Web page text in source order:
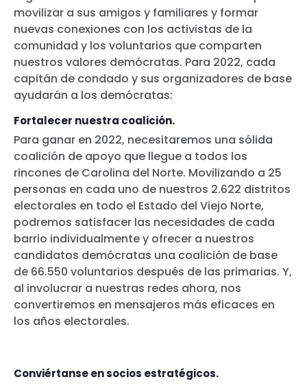
Inicio
Shop
Take Back the Courts
Trabaja con nosotros
Pulse
Su fiesta
Acción
Vote
Donar
movilizar a sus amigos y familiares y formar
nuevas conexiones con los activistas de la
comunidad y los voluntarios que comparten
nuestros valores demócratas. Para 2022, cada
capitán de condado y sus organizadores de base
ayudarán a los demócratas:
Fortalecer nuestra coalición.
Para ganar en 2022, necesitaremos una sólida
coalición de apoyo que llegue a todos los
rincones de Carolina del Norte. Movilizando a 25
personas en cada uno de nuestros 2.622 distritos
electorales en todo el Estado del Viejo Norte,
podremos satisfacer las necesidades de cada
barrio individualmente y ofrecer a nuestros
candidatos demócratas una coalición de base
de 66.550 voluntarios después de las primarias. Y,
al involucrar a nuestras redes ahora, nos
convertiremos en mensajeros más eficaces en
los años electorales.
Conviértanse en socios estratégicos.